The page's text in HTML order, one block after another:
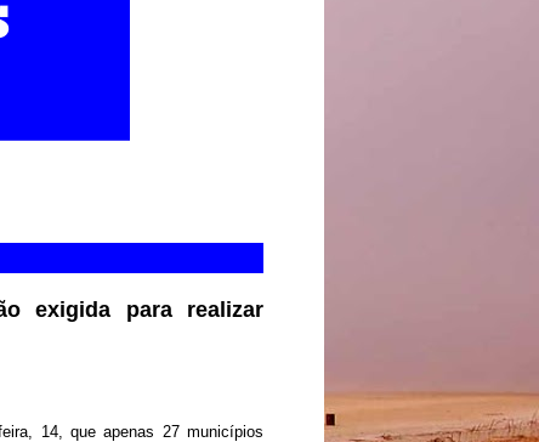
exigida para realizar
14, que apenas 27 municípios